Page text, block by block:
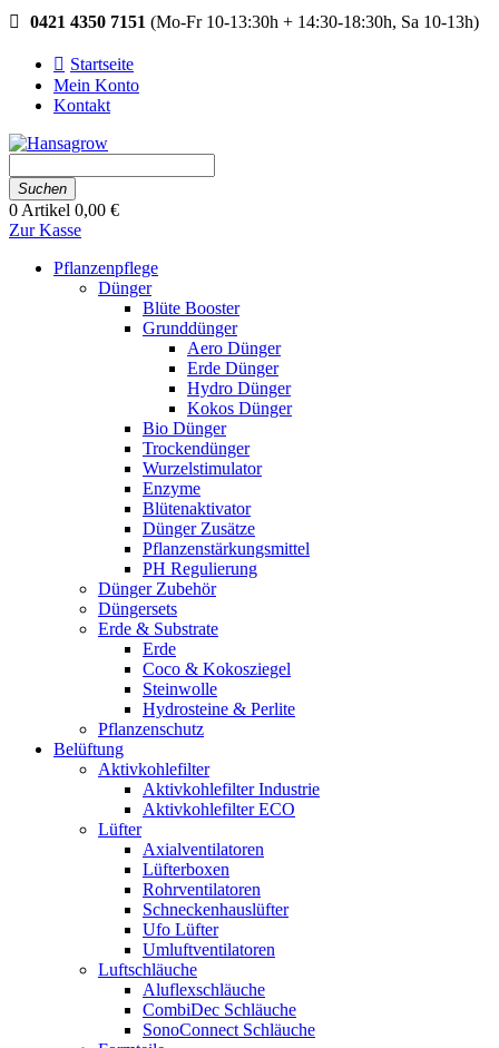
0421 4350 7151 (Mo-Fr 10-13:30h + 14:30-18:30h, Sa 10-13h)
Startseite
Mein Konto
Kontakt
Suchen
0 Artikel 0,00 €
Zur Kasse
Pflanzenpflege
Dünger
Blüte Booster
Grunddünger
Aero Dünger
Erde Dünger
Hydro Dünger
Kokos Dünger
Bio Dünger
Trockendünger
Wurzelstimulator
Enzyme
Blütenaktivator
Dünger Zusätze
Pflanzenstärkungsmittel
PH Regulierung
Dünger Zubehör
Düngersets
Erde & Substrate
Erde
Coco & Kokosziegel
Steinwolle
Hydrosteine & Perlite
Pflanzenschutz
Belüftung
Aktivkohlefilter
Aktivkohlefilter Industrie
Aktivkohlefilter ECO
Lüfter
Axialventilatoren
Lüfterboxen
Rohrventilatoren
Schneckenhauslüfter
Ufo Lüfter
Umluftventilatoren
Luftschläuche
Aluflexschläuche
CombiDec Schläuche
SonoConnect Schläuche